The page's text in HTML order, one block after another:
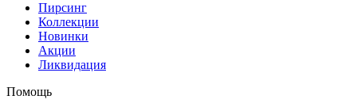
Пирсинг
Коллекции
Новинки
Акции
Ликвидация
Помощь